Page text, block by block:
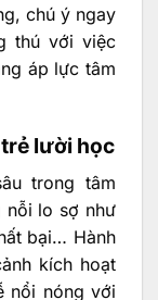
chú ý ngay
thú với việc
áp lực tâm
lười học
trong tâm
nỗi lo sợ như
bại… Hành
kích hoạt
nổi nóng với